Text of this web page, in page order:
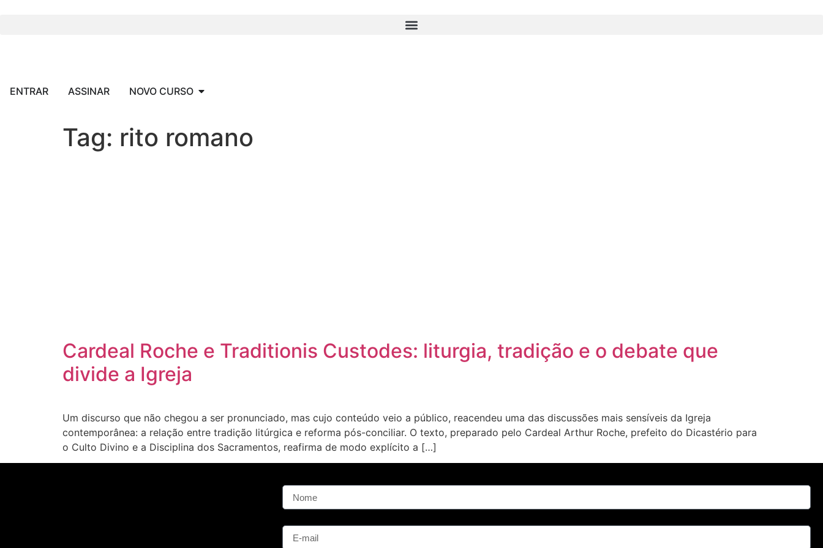
ENTRAR ASSINAR NOVO CURSO
Tag: rito romano
Cardeal Roche e Traditionis Custodes: liturgia, tradição e o debate que
divide a Igreja
Um discurso que não chegou a ser pronunciado, mas cujo conteúdo veio a público, reacendeu uma das discussões mais sensíveis da Igreja
contemporânea: a relação entre tradição litúrgica e reforma pós-conciliar. O texto, preparado pelo Cardeal Arthur Roche, prefeito do Dicastério para
o Culto Divino e a Disciplina dos Sacramentos, reafirma de modo explícito a […]